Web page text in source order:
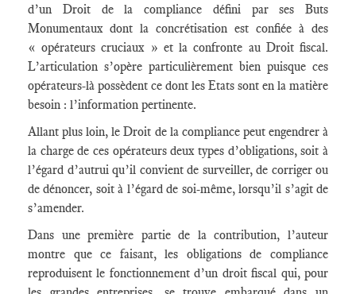
d’un Droit de la compliance défini par ses Buts
Monumentaux dont la concrétisation est confiée à des
« opérateurs cruciaux » et la confronte au Droit fiscal.
L’articulation s’opère particulièrement bien puisque ces
opérateurs-là possèdent ce dont les Etats sont en la matière
besoin : l’information pertinente.
Allant plus loin, le Droit de la compliance peut engendrer à
la charge de ces opérateurs deux types d’obligations, soit à
l’égard d’autrui qu’il convient de surveiller, de corriger ou
de dénoncer, soit à l’égard de soi-même, lorsqu’il s’agit de
s’amender.
Dans une première partie de la contribution, l’auteur
montre que ce faisant, les obligations de compliance
reproduisent le fonctionnement d’un droit fiscal qui, pour